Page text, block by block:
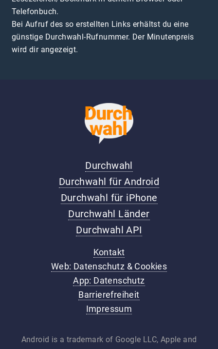
Telefonbuch.
Bei Aufruf des so erstellten Links erhältst du eine
günstige Durchwahl-Rufnummer. Der Minutenpreis
wird dir angezeigt.
Durchwahl
Durchwahl für Android
Durchwahl für iPhone
Durchwahl Länder
Durchwahl API
Kontakt
Web: Datenschutz & Cookies
App: Datenschutz
Barrierefreiheit
Impressum
Android is a trademark of Google LLC, Apple and